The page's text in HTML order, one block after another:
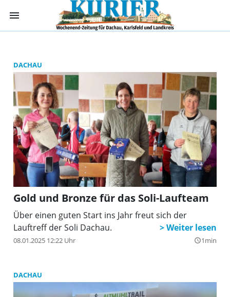
menu Kurier Dachau
DACHAU
Gold und Bronze für das Soli-Laufteam
Über einen guten Start ins Jahr freut sich der
Lauftreff der Soli Dachau.
08.01.2025 12:22 Uhr query_builder1min
DACHAU